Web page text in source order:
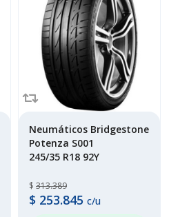
Neumáticos Bridgestone
Potenza S001
245/35 R18 92Y
$ 313.389
$ 253.845 c/u